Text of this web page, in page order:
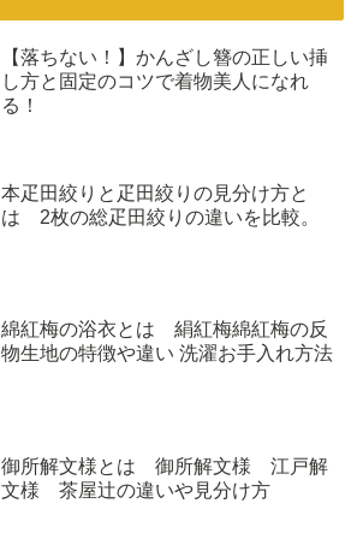
【落ちない！】かんざし簪の正しい挿
し方と固定のコツで着物美人になれ
る！
本疋田絞りと疋田絞りの見分け方と
は 2枚の総疋田絞りの違いを比較。
綿紅梅の浴衣とは 絹紅梅綿紅梅の反
物生地の特徴や違い 洗濯お手入れ方法
御所解文様とは 御所解文様 江戸解
文様 茶屋辻の違いや見分け方